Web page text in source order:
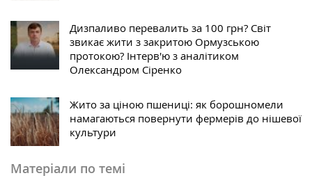
Дизпаливо перевалить за 100 грн? Світ
звикає жити з закритою Ормузською
протокою? Інтерв'ю з аналітиком
Олександром Сіренко
Жито за ціною пшениці: як борошномели
намагаються повернути фермерів до нішевої
культури
Матеріали по темі